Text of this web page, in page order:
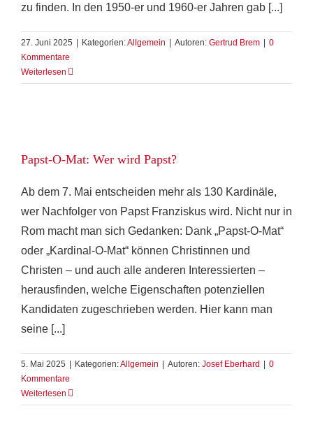
zu finden. In den 1950-er und 1960-er Jahren gab [...]
27. Juni 2025 | Kategorien:Allgemein | Autoren: Gertrud Brem | 0
Kommentare
Weiterlesen
Papst-O-Mat: Wer wird Papst?
Ab dem 7. Mai entscheiden mehr als 130 Kardinäle,
wer Nachfolger von Papst Franziskus wird. Nicht nur in
Rom macht man sich Gedanken: Dank „Papst-O-Mat“
oder „Kardinal-O-Mat“ können Christinnen und
Christen – und auch alle anderen Interessierten –
herausfinden, welche Eigenschaften potenziellen
Kandidaten zugeschrieben werden. Hier kann man
seine [...]
5. Mai 2025 Kategorien:Allgemein Autoren: Josef Eberhard
0
Kommentare
Weiterlesen